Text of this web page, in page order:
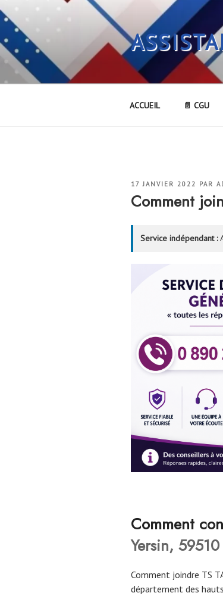
Aller
au
contenu
principal
ACCUEIL 📄 CGU
PUBLIÉ
17 JANVIER 2022 PAR
Comment
Service indépendant :
Comment
Yersin,
Comment joindre TS
département des